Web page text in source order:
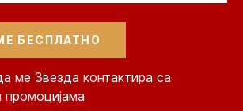
ме Звезда контактира са